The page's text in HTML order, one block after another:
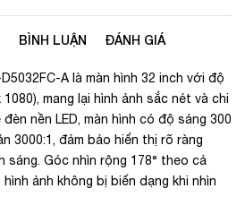
BÌNH LUẬN ĐÁNH GIÁ
A là màn hình 32 inch với độ
mang lại hình ảnh sắc nét và chi
nền LED, màn hình có độ sáng 300
3000:1, đảm bảo hiển thị rõ ràng
sáng. Góc nhìn rộng 178° theo cả
ảnh không bị biến dạng khi nhìn